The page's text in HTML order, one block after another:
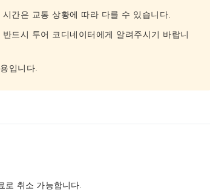
간은 교통 상황에 따라 다를 수 있습니다.
드시 투어 코디네이터에게 알려주시기 바랍니
입니다.
로 취소 가능합니다.